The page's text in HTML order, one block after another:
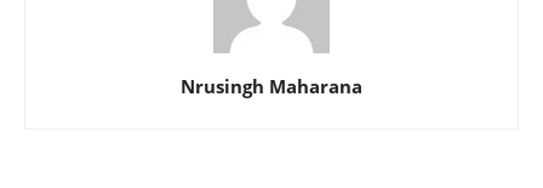
Nrusingh Maharana